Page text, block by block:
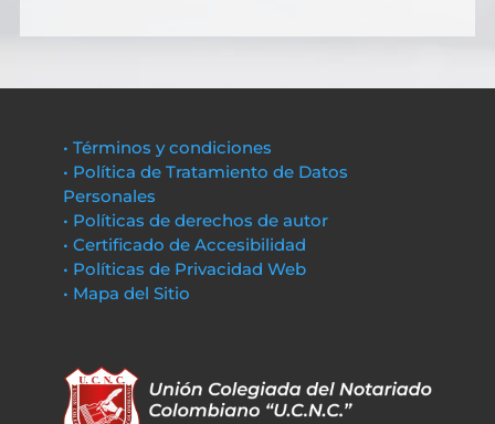
• Términos y condiciones
• Política de Tratamiento de Datos
Personales
• Políticas de derechos de autor
• Certificado de Accesibilidad
• Políticas de Privacidad Web
• Mapa del Sitio